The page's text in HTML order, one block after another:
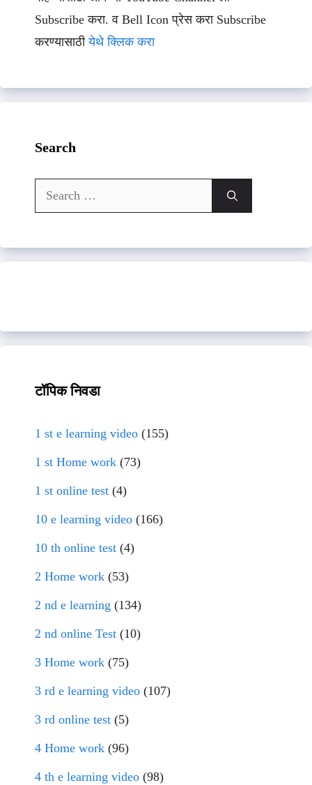
Subscribe करा. व Bell Icon प्रेस करा Subscribe
करण्यासाठीयेथे क्लिक करा
Search
Search
for:
टॉपिक निवडा
1 st e learning video (155)
1 st Home work (73)
1 st online test (4)
10 e learning video (166)
10 th online test (4)
2 Home work (53)
2 nd e learning (134)
2 nd online Test (10)
3 Home work (75)
3 rd e learning video (107)
3 rd online test (5)
4 Home work (96)
4 th e learning video (98)